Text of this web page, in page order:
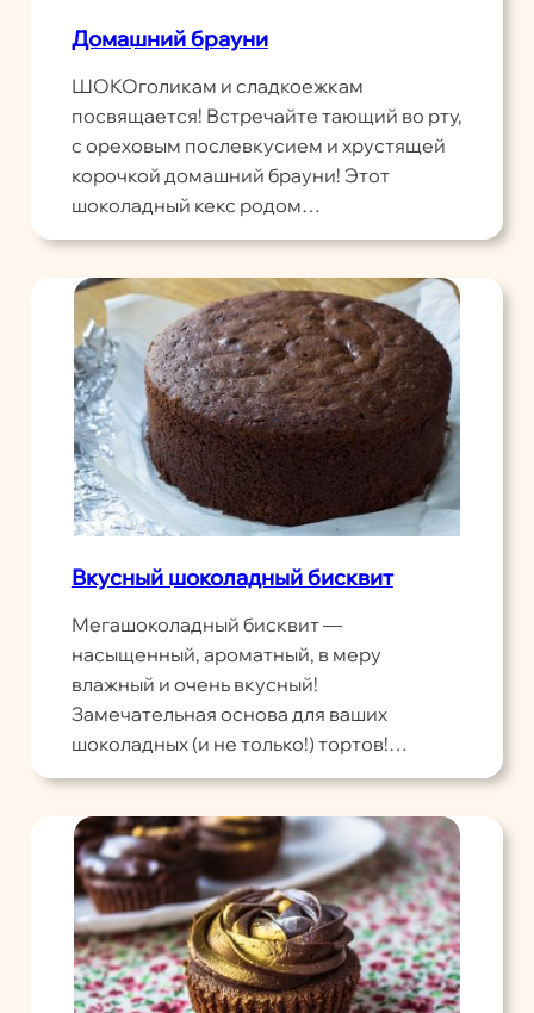
Домашний брауни
ШОКОголикам и сладкоежкам
посвящается! Встречайте тающий во рту,
с ореховым послевкусием и хрустящей
корочкой домашний брауни! Этот
шоколадный кекс родом…
Вкусный шоколадный бисквит
Мегашоколадный бисквит —
насыщенный, ароматный, в меру
влажный и очень вкусный!
Замечательная основа для ваших
шоколадных (и не только!) тортов!…